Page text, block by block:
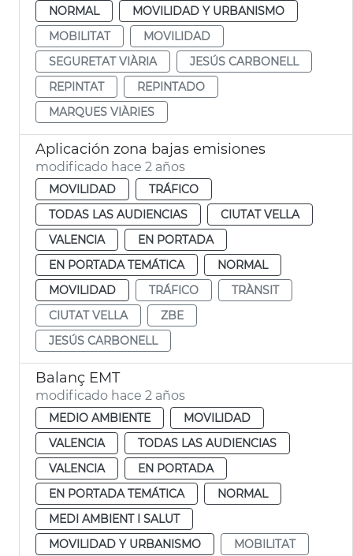
NORMAL
MOVILIDAD Y URBANISMO
MOBILITAT
MOVILIDAD
SEGURETAT VIÀRIA
JESÚS CARBONELL
REPINTAT
REPINTADO
MARQUES VIÀRIES
Aplicación zona bajas emisiones
modificado hace 2 años
MOVILIDAD
TRÁFICO
TODAS LAS AUDIENCIAS
CIUTAT VELLA
VALENCIA
EN PORTADA
EN PORTADA TEMÁTICA
NORMAL
MOVILIDAD
TRÁFICO
TRÀNSIT
CIUTAT VELLA
ZBE
JESÚS CARBONELL
Balanç EMT
modificado hace 2 años
MEDIO AMBIENTE
MOVILIDAD
VALENCIA
TODAS LAS AUDIENCIAS
VALENCIA
EN PORTADA
EN PORTADA TEMÁTICA
NORMAL
MEDI AMBIENT I SALUT
MOVILIDAD Y URBANISMO
MOBILITAT